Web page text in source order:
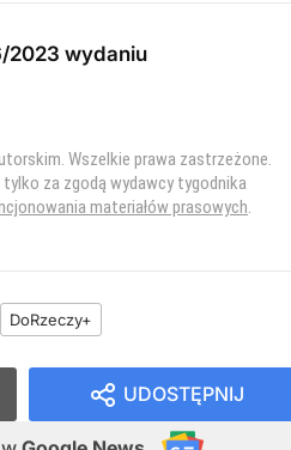
2023 wydaniu
Wszelkie prawa zastrzeżone.
za zgodą wydawcy tygodnika
materiałów prasowych.
DoRzeczy+
UDOSTĘPNIJ